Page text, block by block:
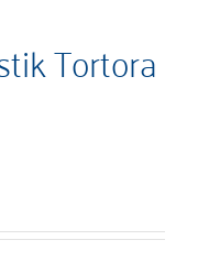
Tortora